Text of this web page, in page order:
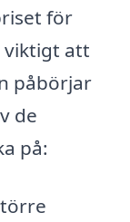
för
viktigt att
påbörjar
de
på: